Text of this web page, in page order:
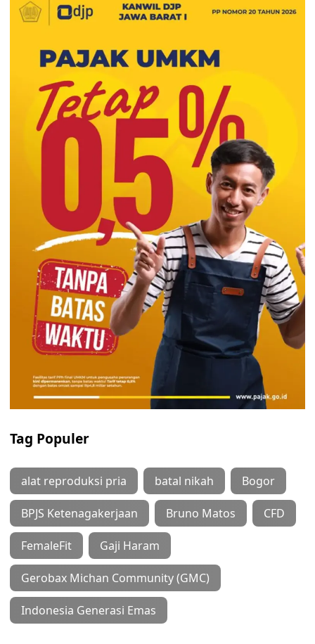
Tag Populer
alat reproduksi pria batal nikah Bogor
BPJS Ketenagakerjaan Bruno Matos CFD
FemaleFit Gaji Haram
Gerobax Michan Community (GMC)
Indonesia Generasi Emas